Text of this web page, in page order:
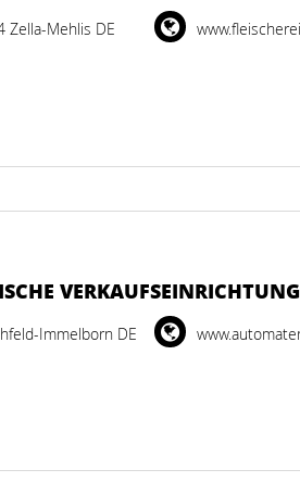
Zella-Mehlis DE
Immelborn DE